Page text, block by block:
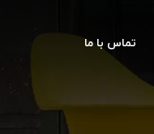
تماس با ما